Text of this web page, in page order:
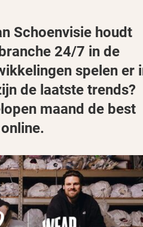
Schoenvisie houdt
24/7 in de
spelen er
de laatste trends?
maand de best